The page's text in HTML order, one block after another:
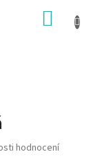
hodnocení